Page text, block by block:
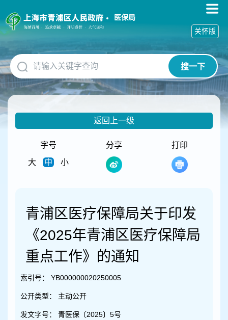
障
碍
作
说
明
跳
到
网
医保局
搜一下
关怀版
返回上一级
字号
大
中 小
分享 打印
青浦区医疗保障局关于印发
《2025年青浦区医疗保障局
重点工作》的通知
索引号： YB000000020250005
公开类型： 主动公开
发文字号： 青医保〔2025〕5号